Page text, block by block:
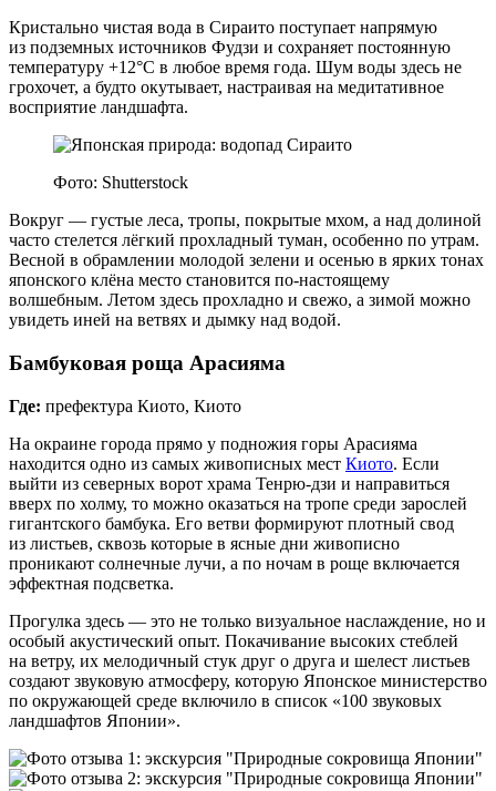
Кристально чистая вода в Сираито поступает напрямую
из подземных источников Фудзи и сохраняет постоянную
температуру +12°С в любое время года. Шум воды здесь не
грохочет, а будто окутывает, настраивая на медитативное
восприятие ландшафта.
Фото: Shutterstock
Вокруг — густые леса, тропы, покрытые мхом, а над долиной
часто стелется лёгкий прохладный туман, особенно по утрам.
Весной в обрамлении молодой зелени и осенью в ярких тонах
японского клёна место становится по‑настоящему
волшебным. Летом здесь прохладно и свежо, а зимой можно
увидеть иней на ветвях и дымку над водой.
Бамбуковая роща Арасияма
Где: префектура Киото, Киото
На окраине города прямо у подножия горы Арасияма
находится одно из самых живописных мест Киото. Если
выйти из северных ворот храма Тенрю‑дзи и направиться
вверх по холму, то можно оказаться на тропе среди зарослей
гигантского бамбука. Его ветви формируют плотный свод
из листьев, сквозь которые в ясные дни живописно
проникают солнечные лучи, а по ночам в роще включается
эффектная подсветка.
Прогулка здесь — это не только визуальное наслаждение, но и
особый акустический опыт. Покачивание высоких стеблей
на ветру, их мелодичный стук друг о друга и шелест листьев
создают звуковую атмосферу, которую Японское министерство
по окружающей среде включило в список «100 звуковых
ландшафтов Японии».